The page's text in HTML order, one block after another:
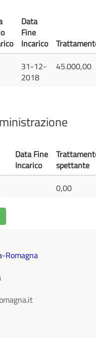
Data
Fine
Incarico
31-12-
2018
45.000,00
Data Fine
Incarico
spettante
0,00
Romagna